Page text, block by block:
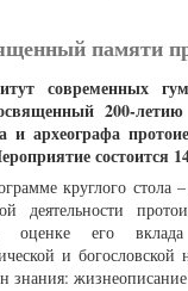
памяти
современных
200-
и археографа
состоится
круглого
деятельности
оценке его
и
знания: